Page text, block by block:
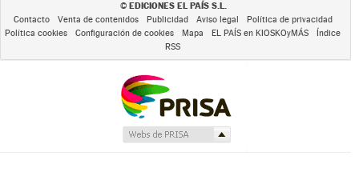
© EDICIONES EL PAÍS S.L.
Contacto Venta de contenidos Publicidad Aviso legal
Política de privacidad
Política cookies
Configuración de cookies Mapa EL PAÍS en KIOSKOyMÁS
Índice
RSS